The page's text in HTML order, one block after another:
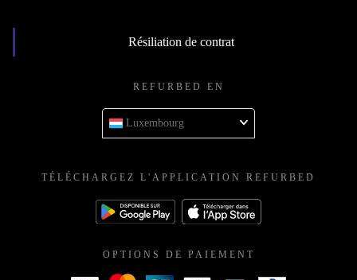
Résiliation de contrat
REFURBED EN
Luxembourg
TÉLÉCHARGEZ L'APPLICATION REFURBED
OPTIONS DE PAIEMENT